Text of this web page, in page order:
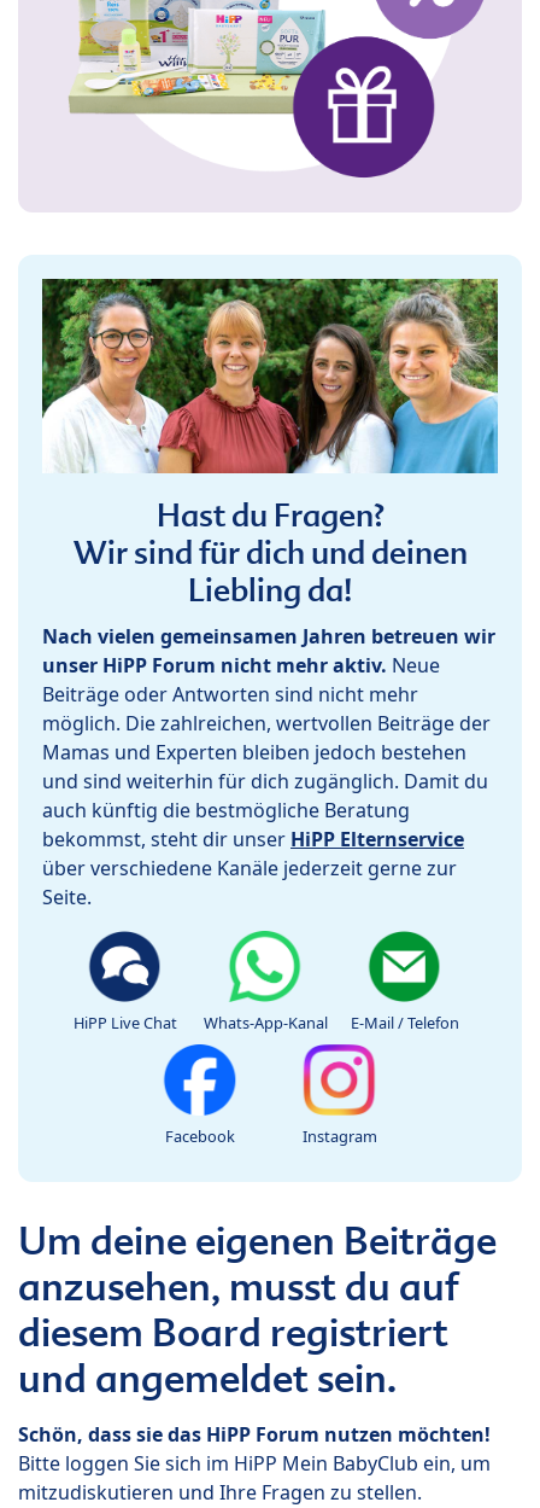
Hast du Fragen?
Wir sind für dich und deinen
Liebling da!
Nach vielen gemeinsamen Jahren betreuen wir
unser HiPP Forum nicht mehr aktiv. Neue
Beiträge oder Antworten sind nicht mehr
möglich. Die zahlreichen, wertvollen Beiträge der
Mamas und Experten bleiben jedoch bestehen
und sind weiterhin für dich zugänglich. Damit du
auch künftig die bestmögliche Beratung
bekommst, steht dir unser HiPP Elternservice
über verschiedene Kanäle jederzeit gerne zur
Seite.
HiPP Live Chat Whats-App-Kanal E-Mail / Telefon
Facebook Instagram
Um deine eigenen Beiträge
anzusehen, musst du auf
diesem Board registriert
und angemeldet sein.
Schön, dass sie das HiPP Forum nutzen möchten!
Bitte loggen Sie sich im HiPP Mein BabyClub ein, um
mitzudiskutieren und Ihre Fragen zu stellen.